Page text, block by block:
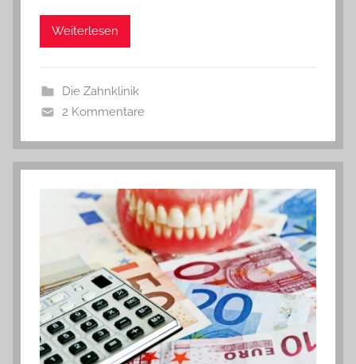
Weiterlesen
Die Zahnklinik
2 Kommentare